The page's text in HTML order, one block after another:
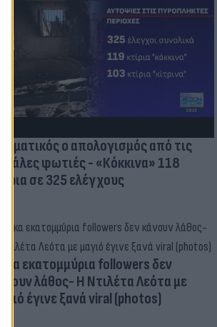
Δραματικός ο απολογισμός από τις
μεγάλες φωτιές - «Κόκκινα» 118
κτίρια σε 325 ελέγχους
Δέκα εκατομμύρια followers δεν
κάνουν λάθος- Η Ντιλέτα Λεότα με
μαγιό έγινε ξανά viral (photos)